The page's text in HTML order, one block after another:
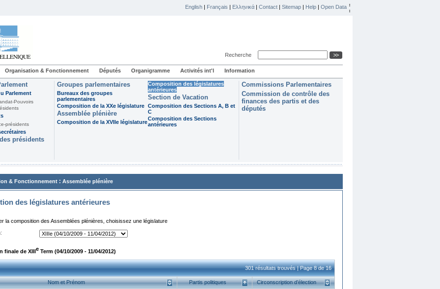
English | Français | Ελληνικά | Contact | Sitemap | Help | Open Data
Recherche
Organisation & Fonctionnement Députés Organigramme Activités int'l Information
Parlement
Pouvoirs
présidents
présidents
Groupes parlementaires
Bureaux des groupes
parlementaires
Composition de la XXe législature
Assemblée plénière
Composition de la XVIIe législature
Composition des législatures
antérieures
Section de Vacation
Composition des Sections A, B et
C
Composition des Sections
antérieures
Commissions Parlementaires
Commission de contrôle des
finances des partis et des
députés
& Fonctionnement : Assemblée plénière
des législatures antérieures
la composition des Assemblées plénières, choisissez une législature
finale de XIIIe Term (04/10/2009 - 11/04/2012)
301 résultats trouvés | Page 8 de 16
Nom et Prénom Partis politiques Circonscription d’élection